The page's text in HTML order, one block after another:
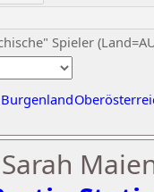
Spieler
Burgenland